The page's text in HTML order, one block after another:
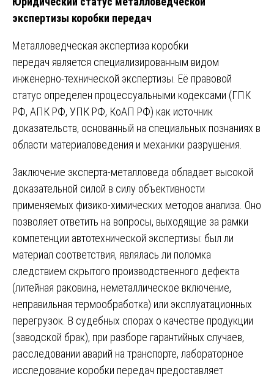
экспертизы коробки передач
Металловедческая экспертиза коробки
передач является специализированным видом
инженерно-технической экспертизы. Её правовой
статус определен процессуальными кодексами (ГПК
РФ, АПК РФ, УПК РФ, КоАП РФ) как источник
доказательств, основанный на специальных познаниях в
области материаловедения и механики разрушения.
Заключение эксперта-металловеда обладает высокой
доказательной силой в силу объективности
применяемых физико-химических методов анализа. Оно
позволяет ответить на вопросы, выходящие за рамки
компетенции автотехнической экспертизы: был ли
материал соответствия, являлась ли поломка
следствием скрытого производственного дефекта
(литейная раковина, неметаллическое включение,
неправильная термообработка) или эксплуатационных
перегрузок. В судебных спорах о качестве продукции
(заводской брак), при разборе гарантийных случаев,
расследовании аварий на транспорте, лабораторное
исследование коробки передач предоставляет